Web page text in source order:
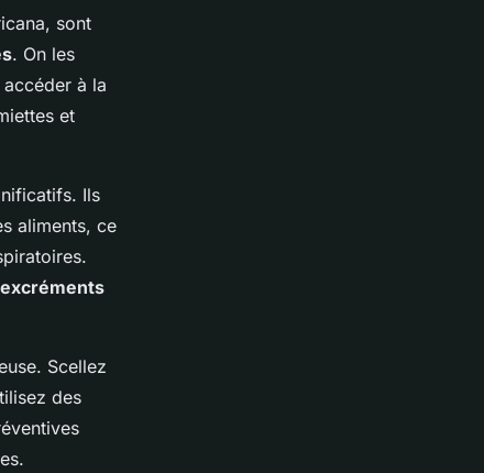
sont
. On les
à la
et
Ils
aliments, ce
excréments
Scellez
des